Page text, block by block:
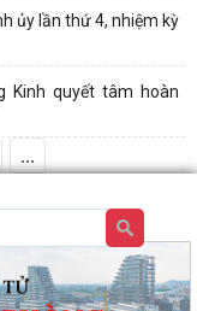
ủy lần thứ 4, nhiệm kỳ
Kinh quyết tâm hoàn
...